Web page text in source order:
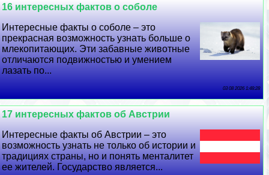
16 интересных фактов о соболе
Интересные факты о соболе – это
прекрасная возможность узнать больше о
млекопитающих. Эти забавные животные
отличаются подвижностью и умением
лазать по...
03 08 2026 1:48:28
17 интересных фактов об Австрии
Интересные факты об Австрии – это
возможность узнать не только об истории и
традициях страны, но и понять менталитет
ее жителей. Государство является...